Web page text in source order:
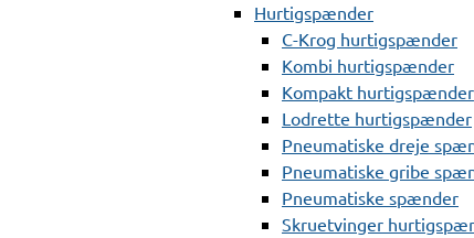
Hurtigspænder
C-Krog hurtigspænder
Kombi hurtigspænder
Kompakt hurtigspænder
Lodrette hurtigspænder
Pneumatiske dreje
Pneumatiske gribe
Pneumatiske spænder
Skruetvinger